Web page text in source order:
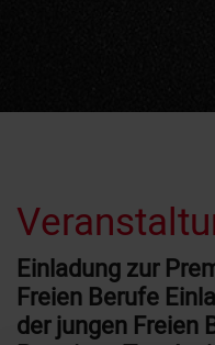
Einladung zur
Freien Berufe
der jungen Freien